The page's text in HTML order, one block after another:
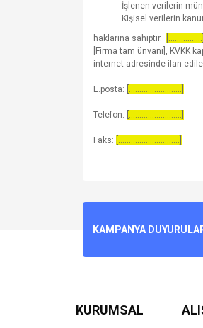
İşlenen verilerin
Kişisel verilerin
haklarına sahiptir.
[................]
[Firma tam ünvanı], KVKK
internet adresinde ilan
E.posta: [.........................]
Telefon: [.........................]
Faks: [.............................]
KAMPANYA
KURUMSAL